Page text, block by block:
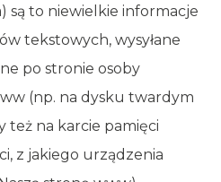
są to niewielkie informacje
tekstowych, wysyłane
po stronie osoby
(np. na dysku twardym
też na karcie pamięci
z jakiego urządzenia